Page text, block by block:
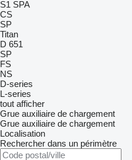
S1 SPA
CS
SP
Titan
D 651
SP
FS
NS
D-series
L-series
tout afficher
Grue auxiliaire de chargement
Grue auxiliaire de chargement
Localisation
Rechercher dans un périmètre